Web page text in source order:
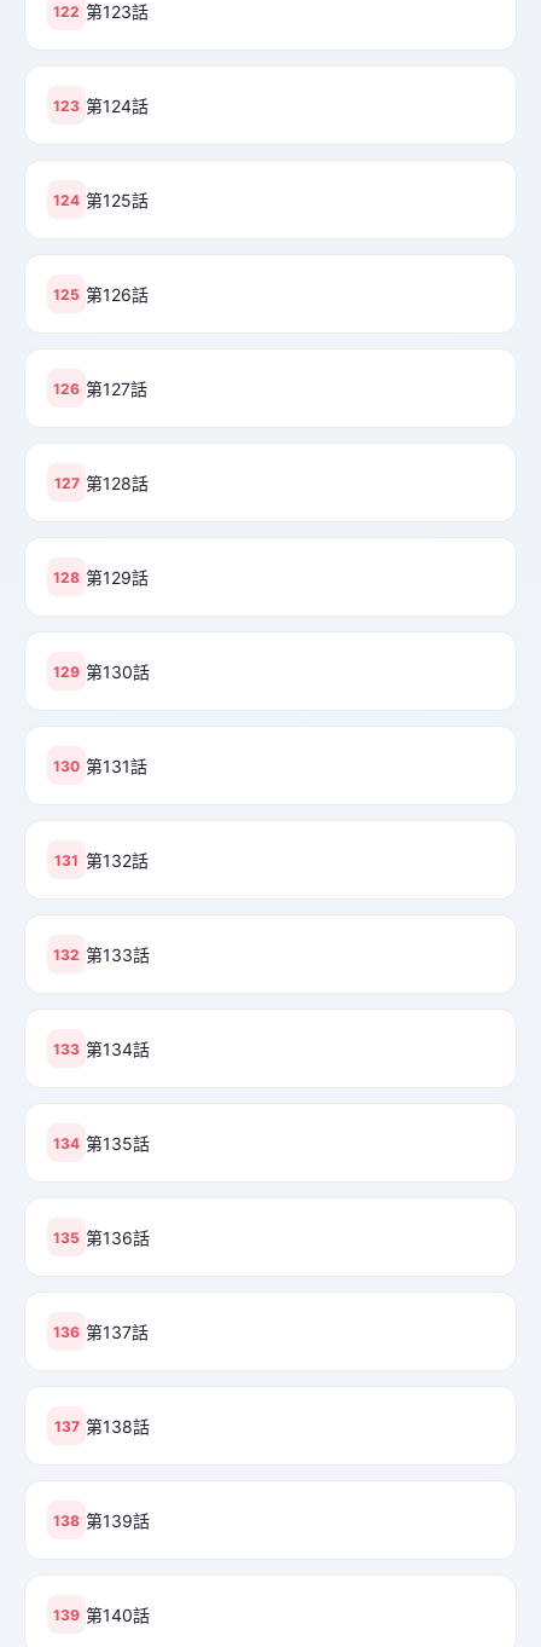
122 第123話
123 第124話
124 第125話
125 第126話
126 第127話
127 第128話
128 第129話
129 第130話
130 第131話
131 第132話
132 第133話
133 第134話
134 第135話
135 第136話
136 第137話
137 第138話
138 第139話
139 第140話